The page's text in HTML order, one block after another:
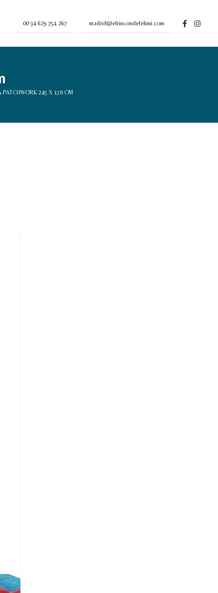
00 34 629 754 267 madrid@elrincondefehmi.com
PATCHWORK 245 X 170 CM